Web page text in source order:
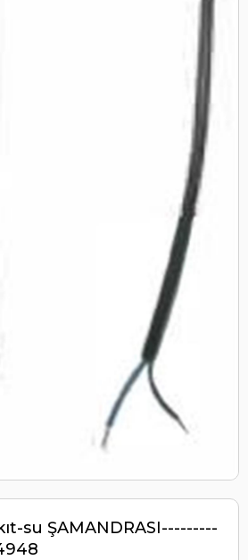
su ŞAMANDRASI---------